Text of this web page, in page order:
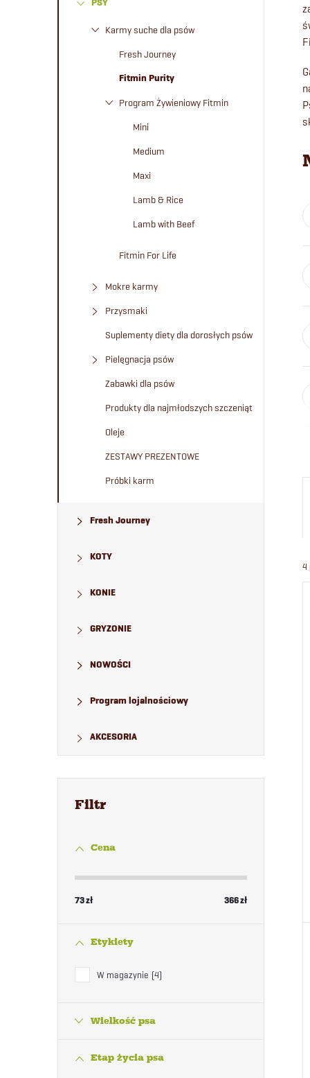
PSY
Karmy suche dla psów
Fresh Journey
Fitmin Purity
Program Żywieniowy Fitmin
Mini
Medium
Maxi
Lamb & Rice
Lamb with Beef
Fitmin For Life
Mokre karmy
Przysmaki
Suplementy diety dla dorosłych psów
Pielęgnacja psów
Zabawki dla psów
Produkty dla najmłodszych szczeniąt
Oleje
ZESTAWY PREZENTOWE
Próbki karm
Fresh Journey
KOTY
KONIE
GRYZONIE
NOWOŚCI
Program lojalnościowy
AKCESORIA
Cena
73zł 366zł
Etykiety
W magazynie 4
Wielkość psa
Etap życia psa
4